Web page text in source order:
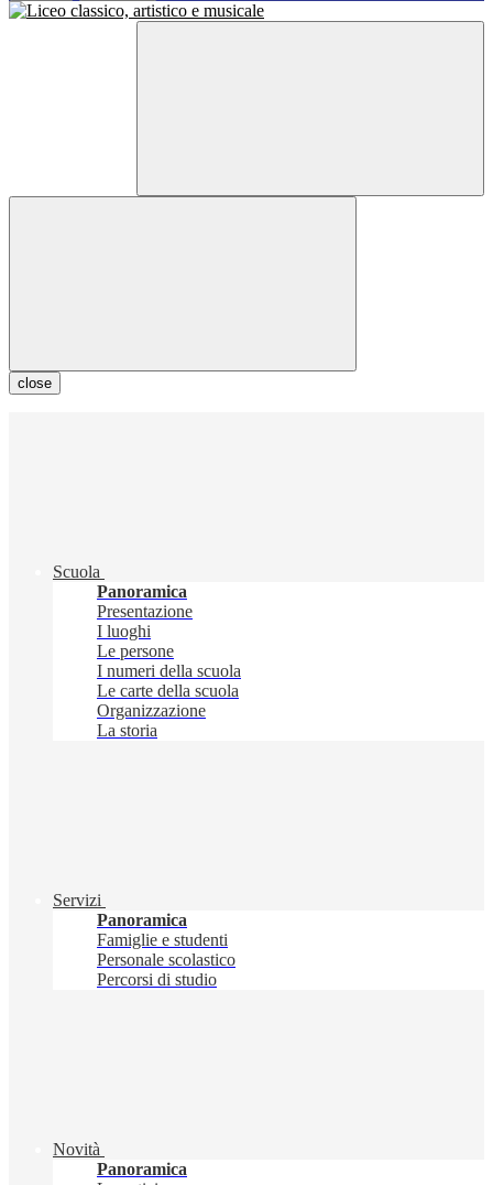
close
Scuola
Panoramica
Presentazione
I luoghi
Le persone
I numeri della scuola
Le carte della scuola
Organizzazione
La storia
Servizi
Panoramica
Famiglie e studenti
Personale scolastico
Percorsi di studio
Novità
Panoramica